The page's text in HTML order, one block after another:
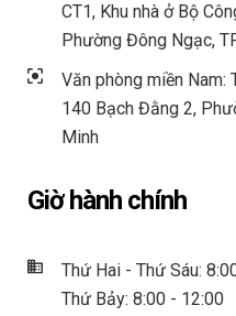
CT1, Khu nhà ở Bộ
Phường Đông Ngạc,
Văn phòng miền Nam:
140 Bạch Đằng 2,
Minh
Giờ hành chính
Thứ Hai - Thứ Sáu:
Thứ Bảy: 8:00 - 12:00